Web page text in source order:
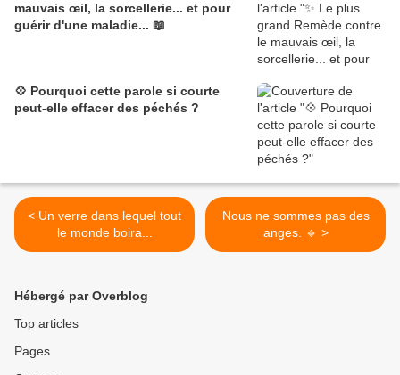
mauvais œil, la sorcellerie... et pour
guérir d'une maladie... 📖
💠 Pourquoi cette parole si courte
peut-elle effacer des péchés ?
< Un verre dans lequel tout
le monde boira...
Nous ne sommes pas des
anges. 🔹 >
Hébergé par Overblog
Top articles
Pages